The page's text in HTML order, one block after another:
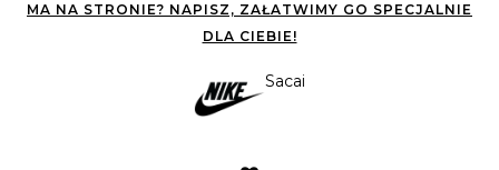
MA NA STRONIE? NAPISZ, ZAŁATWIMY GO SPECJALNIE
DLA CIEBIE!
Sacai